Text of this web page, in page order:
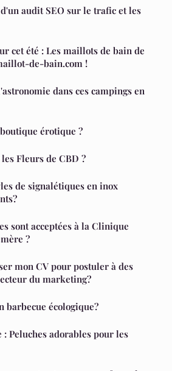
audit SEO sur le trafic et les
cet été : Les maillots de bain de
de-bain.com !
dans ces campings en
érotique ?
Fleurs de CBD ?
de signalétiques en inox
sont acceptées à la Clinique
?
mon CV pour postuler à des
du marketing?
barbecue écologique?
: Peluches adorables pour les